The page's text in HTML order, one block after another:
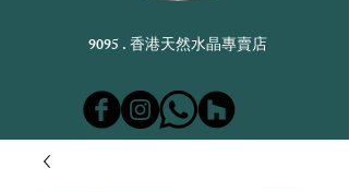
9095 . 香港天然水晶專賣店